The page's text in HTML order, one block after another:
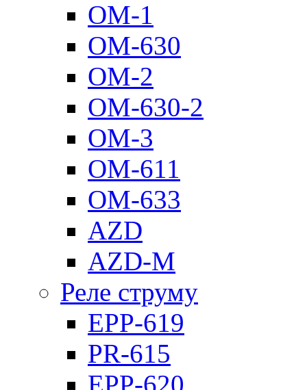
ОМ-1
ОМ-630
ОМ-2
ОМ-630-2
ОМ-3
ОМ-611
ОМ-633
AZD
AZD-M
Реле струму
EPP-619
PR-615